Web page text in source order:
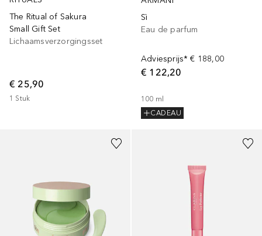
The Ritual of Sakura
Small Gift Set
Lichaamsverzorgingsset
€ 25,90
1 Stuk
Sì
Eau de parfum
Adviesprijs* € 188,00
€ 122,20
100 ml
CADEAU
+11